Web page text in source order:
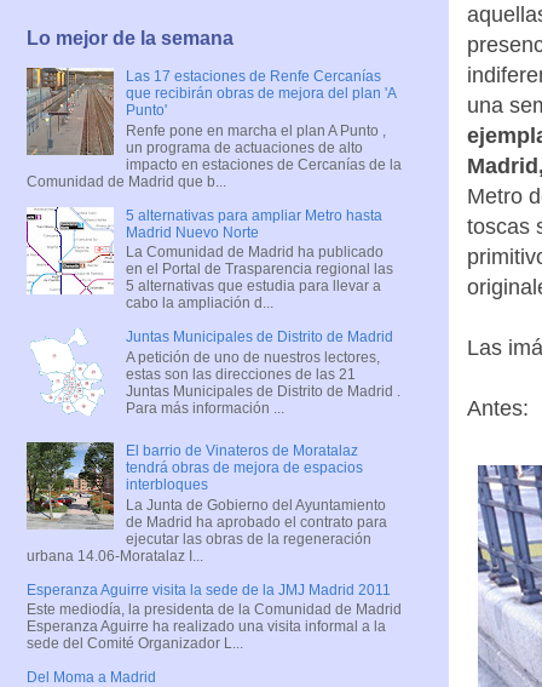
una
Metro
toscas
Las
Antes:
Lo mejor de la semana
Las 17 estaciones de Renfe Cercanías
que recibirán obras de mejora del plan 'A
Punto'
Renfe pone en marcha el plan A Punto ,
un programa de actuaciones de alto
impacto en estaciones de Cercanías de la
Comunidad de Madrid que b...
5 alternativas para ampliar Metro hasta
Madrid Nuevo Norte
La Comunidad de Madrid ha publicado
en el Portal de Trasparencia regional las
5 alternativas que estudia para llevar a
cabo la ampliación d...
Juntas Municipales de Distrito de Madrid
A petición de uno de nuestros lectores,
estas son las direcciones de las 21
Juntas Municipales de Distrito de Madrid .
Para más información ...
El barrio de Vinateros de Moratalaz
tendrá obras de mejora de espacios
interbloques
La Junta de Gobierno del Ayuntamiento
de Madrid ha aprobado el contrato para
ejecutar las obras de la regeneración
urbana 14.06-Moratalaz I...
Esperanza Aguirre visita la sede de la JMJ Madrid 2011
Este mediodía, la presidenta de la Comunidad de Madrid
Esperanza Aguirre ha realizado una visita informal a la
sede del Comité Organizador L...
Del Moma a Madrid